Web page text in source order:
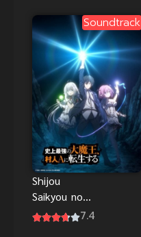
Soundtrack
Shijou
Saikyou no
Daimaou ชีวิต
7.4